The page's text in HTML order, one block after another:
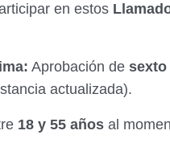
en estos
Aprobación de sexto
actualizada).
18 y 55 años al